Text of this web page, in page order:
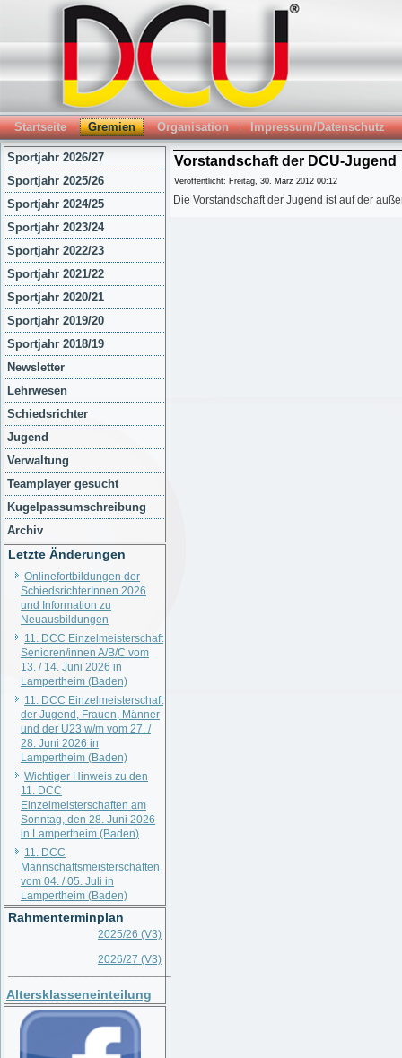
Startseite Gremien Organisation Impressum/Datenschutz
Sportjahr 2026/27
Sportjahr 2025/26
Sportjahr 2024/25
Sportjahr 2023/24
Sportjahr 2022/23
Sportjahr 2021/22
Sportjahr 2020/21
Sportjahr 2019/20
Sportjahr 2018/19
Newsletter
Lehrwesen
Schiedsrichter
Jugend
Verwaltung
Teamplayer gesucht
Kugelpassumschreibung
Archiv
Letzte Änderungen
Onlinefortbildungen der
SchiedsrichterInnen 2026
und Information zu
Neuausbildungen
11. DCC Einzelmeisterschaft
Senioren/innen A/B/C vom
13. / 14. Juni 2026 in
Lampertheim (Baden)
11. DCC Einzelmeisterschaft
der Jugend, Frauen, Männer
und der U23 w/m vom 27. /
28. Juni 2026 in
Lampertheim (Baden)
Wichtiger Hinweis zu den
11. DCC
Einzelmeisterschaften am
Sonntag, den 28. Juni 2026
in Lampertheim (Baden)
11. DCC
Mannschaftsmeisterschaften
vom 04. / 05. Juli in
Lampertheim (Baden)
Rahmenterminplan
2025/26 (V3)
2026/27 (V3)
Altersklasseneinteilung
Vorstandschaft der DCU-Jugend
Veröffentlicht: Freitag, 30. März 2012 00:12
Die Vorstandschaft der Jugend ist auf der